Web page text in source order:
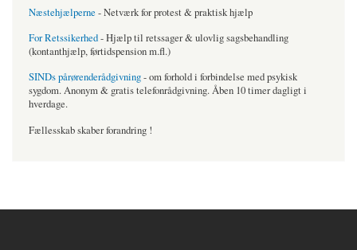
Næstehjælperne - Netværk for protest & praktisk hjælp
For Retssikerhed- Hjælp til retssager & ulovlig sagsbehandling
(kontanthjælp, førtidspension m.fl.)
SINDs pårørenderådgivning- om forhold i forbindelse med psykisk
sygdom. Anonym & gratis telefonrådgivning. Åben 10 timer dagligt i
hverdage.
Fællesskab skaber forandring !